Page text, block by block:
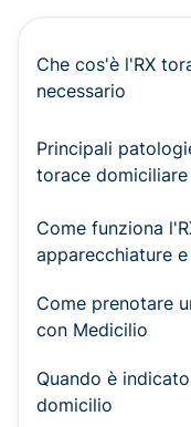
Che cos'è l'RX
necessario
Principali
torace domiciliare
Come funziona
apparecchiature
Come prenotare
con Medicilio
Quando è
domicilio